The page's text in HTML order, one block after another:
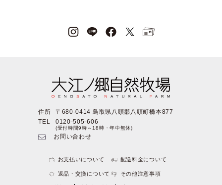
住所
〒680-0414 鳥取県八頭郡八頭町橋本877
TEL
0120-505-606
(受付時間9時～18時・年中無休)
お問い合わせ
お支払いについて 配送料金について
返品・交換について その他注意事項